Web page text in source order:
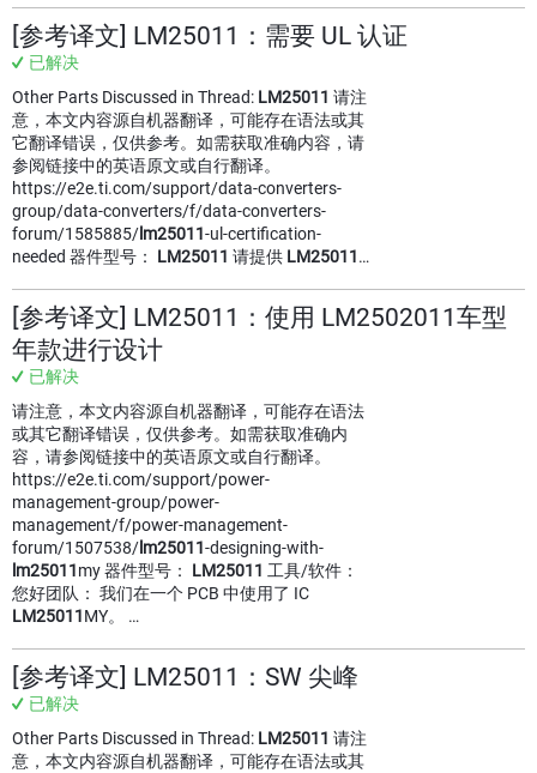
[参考译文] LM25011：需要 UL 认证
已解决
Other Parts Discussed in Thread: LM25011 请注
意，本文内容源自机器翻译，可能存在语法或其
它翻译错误，仅供参考。如需获取准确内容，请
参阅链接中的英语原文或自行翻译。
https://e2e.ti.com/support/data-converters-
group/data-converters/f/data-converters-
forum/1585885/ lm25011-ul-certification-
needed 器件型号： LM25011 请提供 LM25011…
[参考译文] LM25011：使用 LM2502011车型
年款进行设计
已解决
请注意，本文内容源自机器翻译，可能存在语法
或其它翻译错误，仅供参考。如需获取准确内
容，请参阅链接中的英语原文或自行翻译。
https://e2e.ti.com/support/power-
management-group/power-
management/f/power-management-
forum/1507538/ lm25011-designing-with-
lm25011my 器件型号： LM25011 工具/软件：
您好团队： 我们在一个 PCB 中使用了 IC
LM25011MY。 …
[参考译文] LM25011：SW 尖峰
已解决
Other Parts Discussed in Thread: LM25011 请注
意，本文内容源自机器翻译，可能存在语法或其